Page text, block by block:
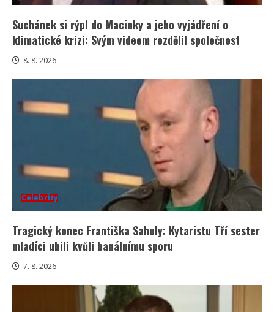
Suchánek si rýpl do Macinky a jeho vyjádření o
klimatické krizi: Svým videem rozdělil společnost
8. 8. 2026
Celebrity
Tragický konec Františka Sahuly: Kytaristu Tří sester
mladíci ubili kvůli banálnímu sporu
7. 8. 2026